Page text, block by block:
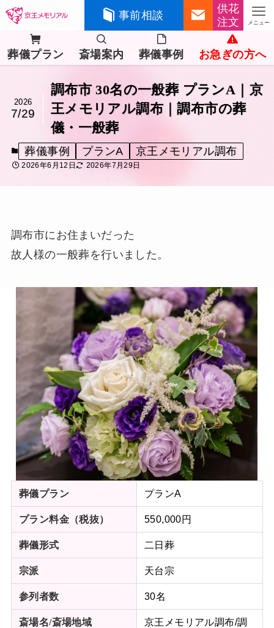
事前相談
供花
注文
メニュー
葬儀プラン 斎場案内 葬儀事例 お急ぎの方へ
調布市 30名の一般葬 プランA｜京
王メモリアル調布｜調布市の葬
儀・一般葬
2026
7/29
葬儀事例 プランA 京王メモリアル調布
2026年6月12日 2026年7月29日
調布市にお住まいだった
故人様の一般葬を行いました。
葬儀プラン プランA
プラン料金（税抜） 550,000円
葬儀形式 二日葬
宗派 天台宗
参列者数 30名
斎場名/斎場地域
京王メモリアル調布/調